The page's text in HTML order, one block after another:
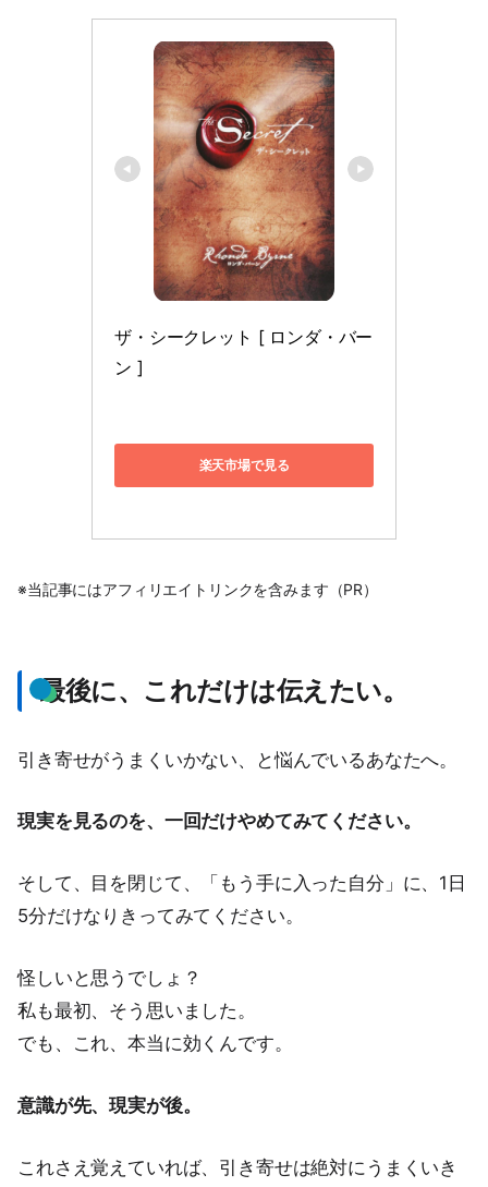
ザ・シークレット [ ロンダ・バー
ン ]
楽天市場で見る
※当記事にはアフィリエイトリンクを含みます（PR）
最後に、これだけは伝えたい。
引き寄せがうまくいかない、と悩んでいるあなたへ。
現実を見るのを、一回だけやめてみてください。
そして、目を閉じて、「もう手に入った自分」に、1日
5分だけなりきってみてください。
怪しいと思うでしょ？
私も最初、そう思いました。
でも、これ、本当に効くんです。
意識が先、現実が後。
これさえ覚えていれば、引き寄せは絶対にうまくいき